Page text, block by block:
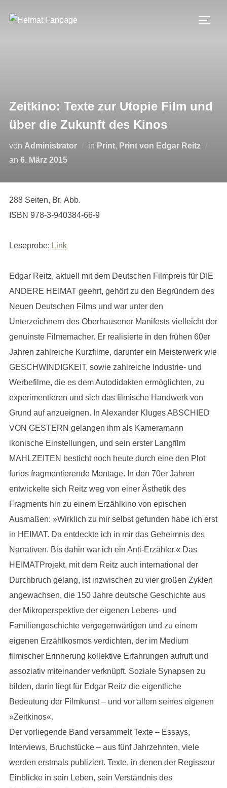
Inhalt
Zeitkino: Texte zur Utopie Film und
über die Zukunft des Kinos
von Administrator in Print, Print von Edgar Reitz
an Veröffentlicht
6. März 2015
288 Seiten, Br, Abb.
ISBN 978-3-940384-66-9
Leseprobe: Link
Edgar Reitz, aktuell mit dem Deutschen Filmpreis für DIE
ANDERE HEIMAT geehrt, gehört zu den Begründern des
Neuen Deutschen Films und war unter den
Unterzeichnern des Oberhausener Manifests vielleicht der
genuinste Filmemacher. Er realisierte in den frühen 60er
Jahren zahlreiche Kurzfilme, darunter ein Meisterwerk wie
GESCHWINDIGKEIT, sowie zahlreiche Industrie- und
Werbefilme, die es dem Autodidakten ermöglichten, zu
experimentieren und sich das filmische Handwerk von
Grund auf anzueignen. In Alexander Kluges ABSCHIED
VON GESTERN gelangen ihm als Kameramann
ikonische Einstellungen, und sein erster Langfilm
MAHLZEITEN besticht noch heute durch eine den Plot
furios fragmentierende Montage. In den 70er Jahren
entwickelte sich Reitz weg von einer Ästhetik des
Fragments hin zu einem Erzählkino von epischen
Ausmaßen: »Wirklich zu mir selbst gefunden habe ich erst
in HEIMAT. Da entdeckte ich in mir das Geheimnis des
Narrativen. Bis dahin war ich ein Anti-Erzähler.« Das
HEIMATProjekt, mit dem Reitz auch international der
Durchbruch gelang, ist inzwischen zu vier großen Zyklen
angewachsen, die 150 Jahre deutsche Geschichte aus
der Mikroperspektive der eigenen Lebens- und
Familiengeschichte vergegenwärtigen und zu einem
eigenen Erzählkosmos verdichten, der im Medium
filmischer Erinnerung kollektive Erfahrungen aufruft und
assoziativ miteinander verknüpft. Soziale Synapsen zu
bilden, darin liegt für Edgar Reitz die eigentliche
Bedeutung der Filmkunst – und vor allem seines eigenen
»Zeitkinos«.
Der vorliegende Band versammelt Texte – Essays,
Interviews, Bruchstücke – aus fünf Jahrzehnten, viele
werden erstmals publiziert. Texte, in denen der Regisseur
Einblicke in sein Leben, sein Verständnis des